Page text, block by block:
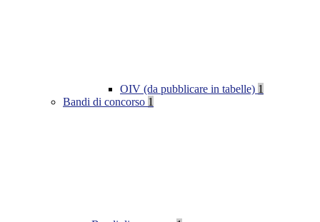
OIV (da pubblicare in tabelle) 1
Bandi di concorso 1